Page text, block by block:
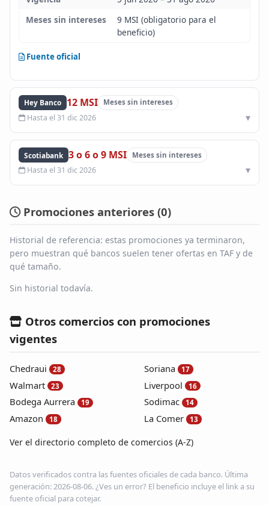
Infinito
Meses sin intereses
9 MSI (obligatorio para el
beneficio)
Fuente oficial
Hey Banco 12 MSI Meses sin intereses
Hasta el 31 dic 2026
Scotiabank 3 o 6 o 9 MSI Meses sin intereses
Hasta el 31 dic 2026
Promociones anteriores (0)
Historial de referencia: estas promociones ya terminaron,
pero muestran qué bancos suelen tener ofertas en TAF y de
qué tamaño.
Sin historial todavía.
Otros comercios con promociones
vigentes
Chedraui 28
Walmart 23
Bodega Aurrera 19
Amazon 18
Soriana 17
Liverpool 16
Sodimac 14
La Comer 13
Ver el directorio completo de comercios (A-Z)
Datos verificados contra las fuentes oficiales de cada banco. Última
generación: 2026-08-06. ¿Ves un error? El beneficio incluye el link a su
fuente oficial para cotejar.